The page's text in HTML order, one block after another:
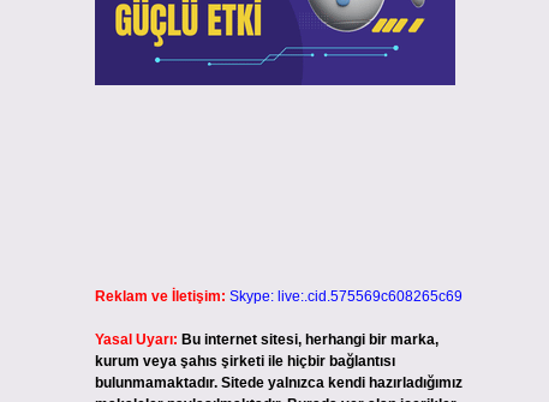
Reklam ve İletişim: Skype: live:.cid.575569c608265c69
Yasal Uyarı: Bu internet sitesi, herhangi bir marka,
kurum veya şahıs şirketi ile hiçbir bağlantısı
bulunmamaktadır. Sitede yalnızca kendi hazırladığımız